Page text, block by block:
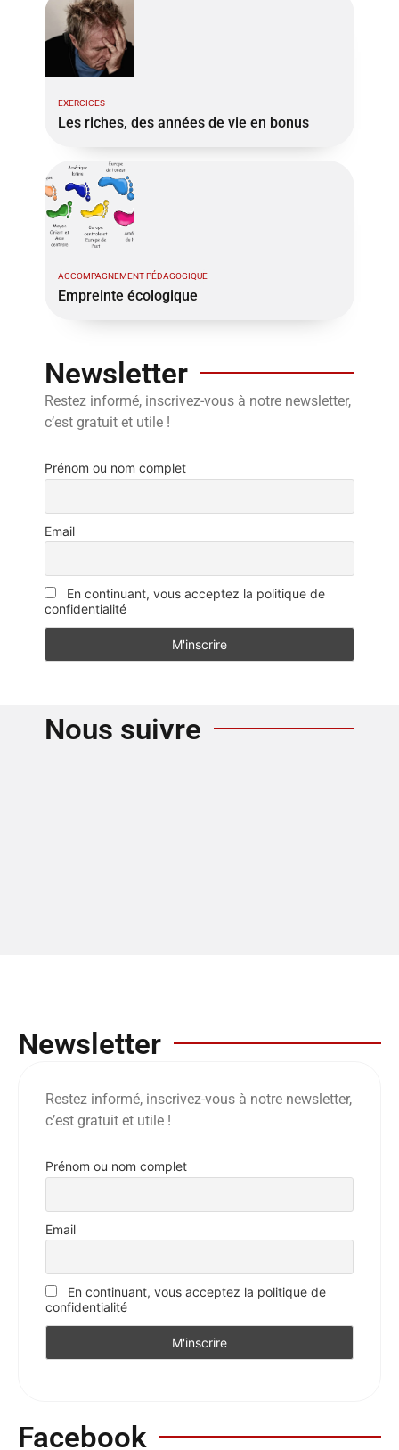
EXERCICES
Les riches, des années de vie en bonus
ACCOMPAGNEMENT PÉDAGOGIQUE
Empreinte écologique
Newsletter
Restez informé, inscrivez-vous à notre newsletter,
c’est gratuit et utile !
Prénom ou nom complet
Email
En continuant, vous acceptez la politique de
confidentialité
Nous suivre
Newsletter
Restez informé, inscrivez-vous à notre newsletter,
c’est gratuit et utile !
Prénom ou nom complet
Email
En continuant, vous acceptez la politique de
confidentialité
Facebook